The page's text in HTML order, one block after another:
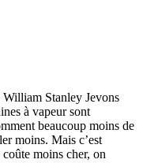
Stanley Jevons
à vapeur sont
beaucoup moins de
moins. Mais c’est
moins cher, on